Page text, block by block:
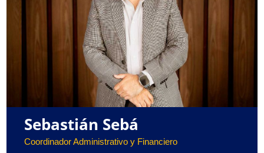
Sebastián Sebá
Coordinador Administrativo y Financiero